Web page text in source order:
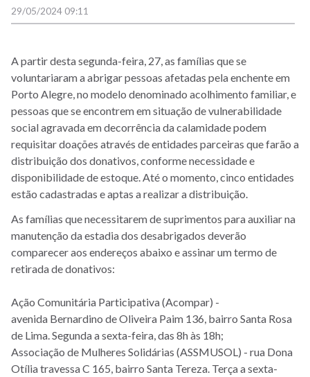
29/05/2024 09:11
A partir desta segunda-feira, 27, as famílias que se
voluntariaram a abrigar pessoas afetadas pela enchente em
Porto Alegre, no modelo denominado acolhimento familiar, e
pessoas que se encontrem em situação de vulnerabilidade
social agravada em decorrência da calamidade podem
requisitar doações através de entidades parceiras que farão a
distribuição dos donativos, conforme necessidade e
disponibilidade de estoque. Até o momento, cinco entidades
estão cadastradas e aptas a realizar a distribuição.
As famílias que necessitarem de suprimentos para auxiliar na
manutenção da estadia dos desabrigados deverão
comparecer aos endereços abaixo e assinar um termo de
retirada de donativos:
Ação Comunitária Participativa (Acompar) -
avenida Bernardino de Oliveira Paim 136, bairro Santa Rosa
de Lima. Segunda a sexta-feira, das 8h às 18h;
Associação de Mulheres Solidárias (ASSMUSOL) - rua Dona
Otília travessa C 165, bairro Santa Tereza. Terça a sexta-